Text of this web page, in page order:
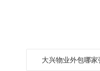
大兴物业外包哪家